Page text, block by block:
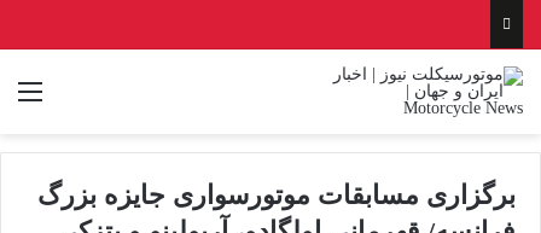
برگزاری مسابقات موتورسواری جایزه بزرگ